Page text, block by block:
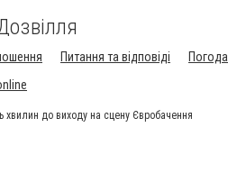
Питання та відповіді
Погода
хвилин до виходу на сцену Євробачення